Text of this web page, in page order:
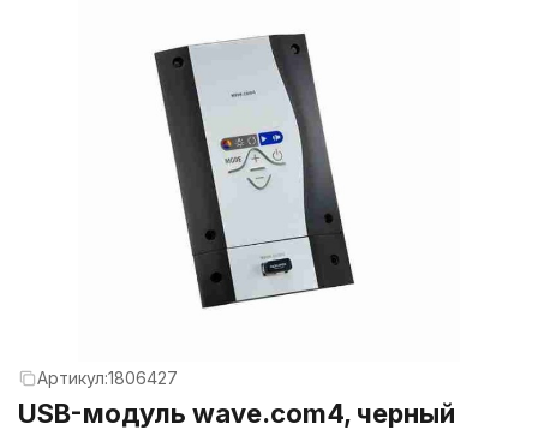
Артикул:1806427
USB-модуль wave.com4, черный